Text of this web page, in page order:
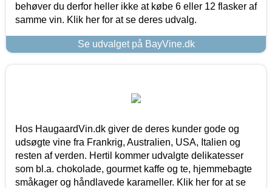
behøver du derfor heller ikke at købe 6 eller 12 flasker af
samme vin. Klik her for at se deres udvalg.
Se udvalget på BayVine.dk
Hos HaugaardVin.dk giver de deres kunder gode og
udsøgte vine fra Frankrig, Australien, USA, Italien og
resten af verden. Hertil kommer udvalgte delikatesser
som bl.a. chokolade, gourmet kaffe og te, hjemmebagte
småkager og håndlavede karameller. Klik her for at se